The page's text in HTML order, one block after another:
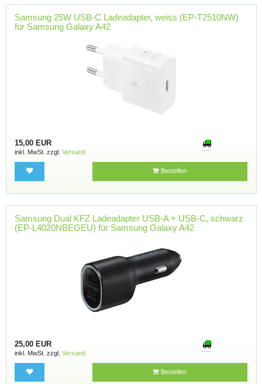
Samsung 25W USB-C Ladeadapter, weiss (EP-T2510NW)
für Samsung Galaxy A42
15,00 EUR
inkl. MwSt. zzgl. Versand
Bestellen
Samsung Dual KFZ Ladeadapter USB-A + USB-C, schwarz
(EP-L4020NBEGEU) für Samsung Galaxy A42
25,00 EUR
inkl. MwSt. zzgl. Versand
Bestellen